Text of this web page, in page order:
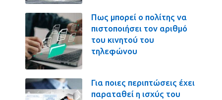
Πως μπορεί ο πολίτης να
πιστοποιήσει τον αριθμό
του κινητού του
τηλεφώνου
Για ποιες περιπτώσεις έχει
παραταθεί η ισχύς του